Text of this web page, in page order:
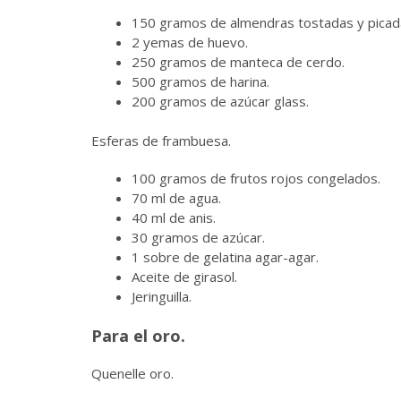
150 gramos de almendras tostadas y
2 yemas de huevo.
250 gramos de manteca de cerdo.
500 gramos de harina.
200 gramos de azúcar glass.
Esferas de frambuesa.
100 gramos de frutos rojos congelados.
70 ml de agua.
40 ml de anis.
30 gramos de azúcar.
1 sobre de gelatina agar-agar.
Aceite de girasol.
Jeringuilla.
Para el oro.
Quenelle oro.